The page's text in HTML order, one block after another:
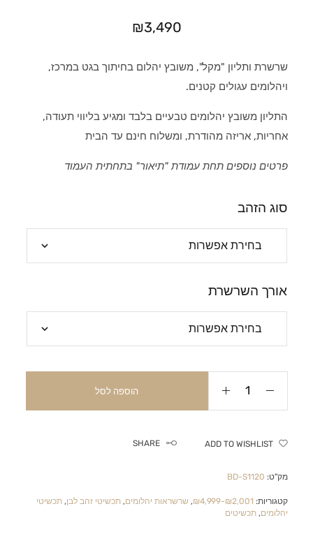
₪3,490
שרשרת ותליון "מקל", משובץ יהלום בחיתוך בגט במרכז,
ויהלומים עגולים קטנים.
התליון משובץ יהלומים טבעיים בלבד ומגיע בליווי תעודה,
אחריות, אריזה מהודרת, ומשלוח חינם עד הבית
פרטים נוספים תחת עמודת "תיאור" בתחתית העמוד
סוג הזהב
אורך השרשרת
הוספה לסל
ADD TO WISHLIST
SHARE
מק"ט: BD-S1120
קטגוריות:₪2,001-₪4,999
, שרשראות יהלומים,תכשיטי זהב לבן,תכשיטי
יהלומים,תכשיטים